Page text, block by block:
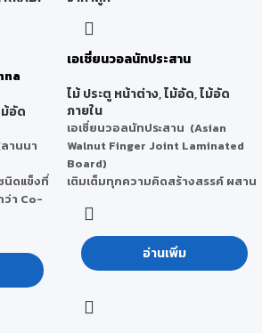
อัด
านนา
นิดแข็งที่
ว่า Co-
ศษบวก
ดที่เป็น
ตรฐาน
คโปร์
สามารถ
เอเชี่ยนวอลนัทประสาน
ไม้ ประตู หน้าต่าง,ไม้อัด,ไม้อัด
ภายใน
เอเชี่ยนวอลนัทประสาน (Asian
Walnut Finger Joint Laminated
Board)
เติมเต็มทุกความคิดสร้างสรรค์ ผสาน
เหมือนไม้สักจริงได้อย่างลงตัว ขัด
เรียบเหมาะกับงานเฟอร์นิเจอร์ TOP
โต๊ะหรือโครงสร้างสไตล์โมเดิร์น ที่
ต้องการความทันสมัย และอบอุ่นแบบ
ในหนึ่งเดียว
อ่านเพิ่ม